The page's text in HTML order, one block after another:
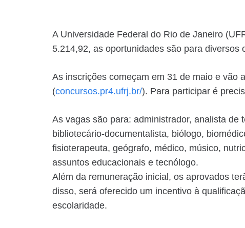
A Universidade Federal do Rio de Janeiro
5.214,92, as oportunidades são para
As inscrições começam em 31 de maio e vão
(concursos.pr4.ufrj.br/). Para participar é
As vagas são para: administrador, analista
bibliotecário-documentalista, biólogo,
fisioterapeuta, geógrafo, médico, músico,
assuntos educacionais e tecnólogo.
Além da remuneração inicial, os aprovados
disso, será oferecido um incentivo à
escolaridade.